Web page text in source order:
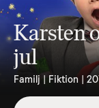
Karsten
jul
Familj | Fiktion |